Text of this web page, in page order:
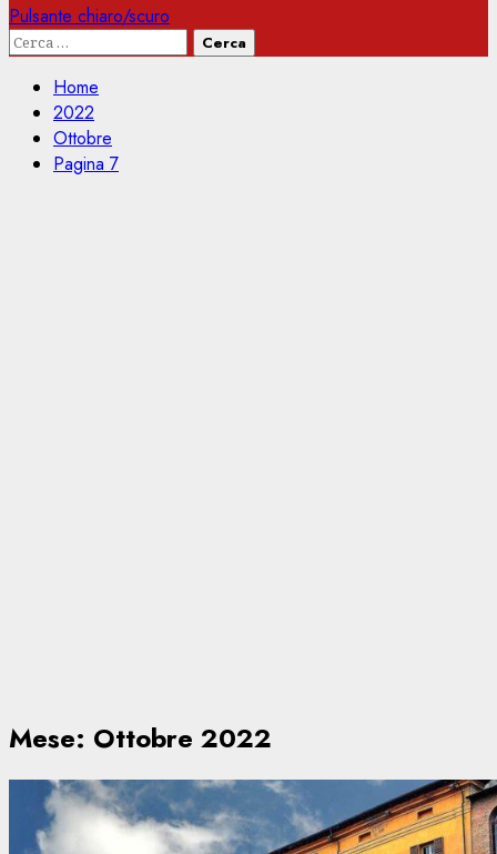
Pulsante chiaro/scuro
Ricerca
Home
2022
Ottobre
Pagina 7
Mese: Ottobre 2022